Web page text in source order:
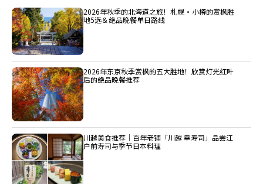
2026年秋季的北海道之旅！札幌・小樽的赏枫胜
地5选＆绝品晚餐单日路线
2026年东京秋季赏枫的五大胜地！欣赏灯光红叶
后的绝品晚餐推荐
川越美食推荐｜百年老铺「川越 幸寿司」品尝江
户前寿司与季节日本料理